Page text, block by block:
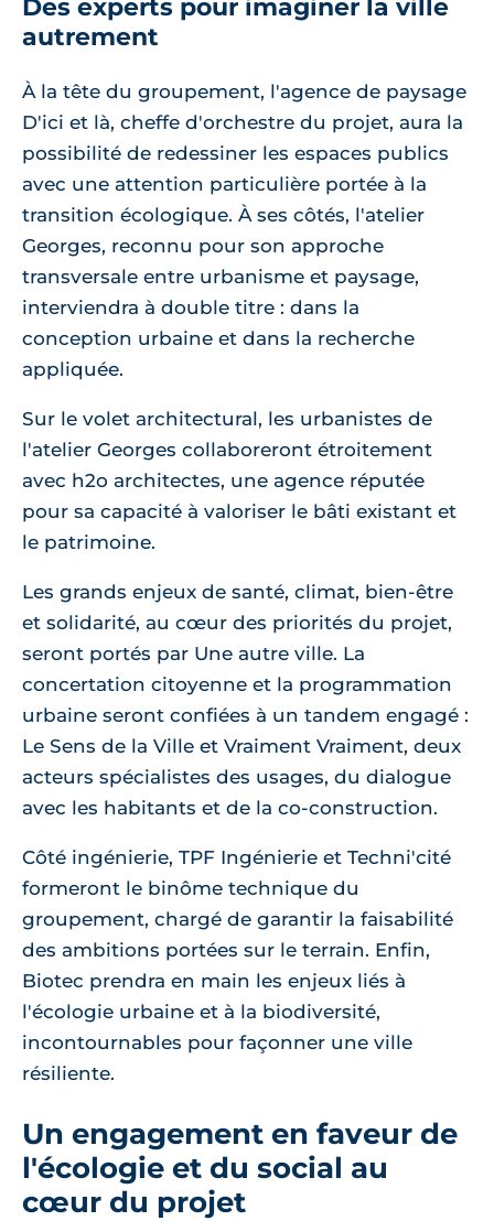
Des experts pour imaginer la ville
autrement
À la tête du groupement, l'agence de paysage
D'ici et là, cheffe d'orchestre du projet, aura la
possibilité de redessiner les espaces publics
avec une attention particulière portée à la
transition écologique. À ses côtés, l'atelier
Georges, reconnu pour son approche
transversale entre urbanisme et paysage,
interviendra à double titre : dans la
conception urbaine et dans la recherche
appliquée.
Sur le volet architectural, les urbanistes de
l'atelier Georges collaboreront étroitement
avec h2o architectes, une agence réputée
pour sa capacité à valoriser le bâti existant et
le patrimoine.
Les grands enjeux de santé, climat, bien-être
et solidarité, au cœur des priorités du projet,
seront portés par Une autre ville. La
concertation citoyenne et la programmation
urbaine seront confiées à un tandem engagé :
Le Sens de la Ville et Vraiment Vraiment, deux
acteurs spécialistes des usages, du dialogue
avec les habitants et de la co-construction.
Côté ingénierie, TPF Ingénierie et Techni'cité
formeront le binôme technique du
groupement, chargé de garantir la faisabilité
des ambitions portées sur le terrain. Enfin,
Biotec prendra en main les enjeux liés à
l'écologie urbaine et à la biodiversité,
incontournables pour façonner une ville
résiliente.
Un engagement en faveur de
l'écologie et du social au
cœur du projet